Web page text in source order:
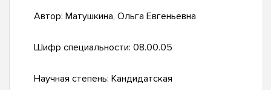
Автор: Матушкина, Ольга Евгеньевна
Шифр специальности: 08.00.05
Научная степень: Кандидатская